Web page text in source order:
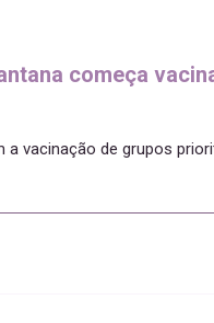
começa
a vacinação de grupos